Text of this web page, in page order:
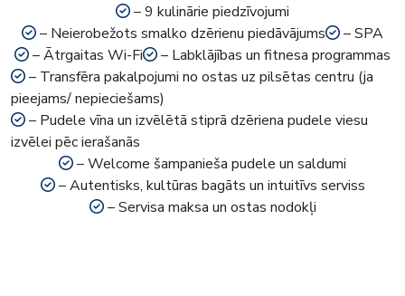
– 9 kulinārie piedzīvojumi
– Neierobežots smalko dzērienu piedāvājums
– SPA
– Ātrgaitas Wi-Fi
– Labklājības un fitnesa programmas
– Transfēra pakalpojumi no ostas uz pilsētas centru (ja
pieejams/ nepieciešams)
– Pudele vīna un izvēlētā stiprā dzēriena pudele viesu
izvēlei pēc ierašanās
– Welcome šampanieša pudele un saldumi
– Autentisks, kultūras bagāts un intuitīvs serviss
– Servisa maksa un ostas nodokļi